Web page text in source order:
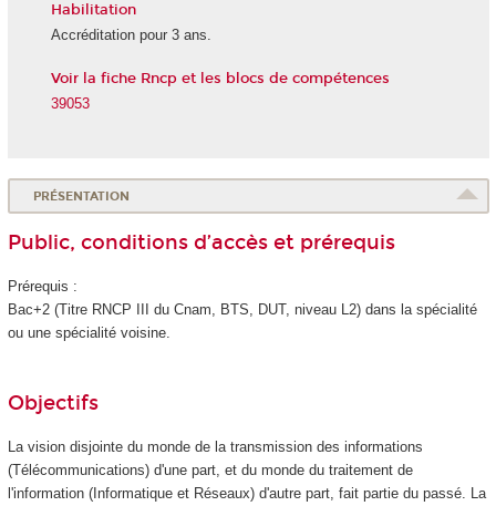
Habilitation
Accréditation pour 3 ans.
Voir la fiche Rncp et les blocs de compétences
39053
PRÉSENTATION
Public, conditions d’accès et prérequis
Prérequis :
Bac+2 (Titre RNCP III du Cnam, BTS, DUT, niveau L2) dans la spécialité
ou une spécialité voisine.
Objectifs
La vision disjointe du monde de la transmission des informations
(Télécommunications) d'une part, et du monde du traitement de
l'information (Informatique et Réseaux) d'autre part, fait partie du passé. La